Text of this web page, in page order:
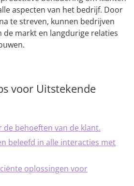
aspecten van het bedrijf. Door
te streven, kunnen bedrijven
de markt en langdurige relaties
voor Uitstekende
de behoeften van de klant.
beleefd in alle interacties met
oplossingen voor